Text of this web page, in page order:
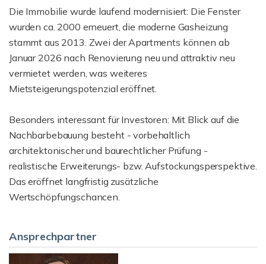
Die Immobilie wurde laufend modernisiert: Die Fenster
wurden ca. 2000 erneuert, die moderne Gasheizung
stammt aus 2013. Zwei der Apartments können ab
Januar 2026 nach Renovierung neu und attraktiv neu
vermietet werden, was weiteres
Mietsteigerungspotenzial eröffnet.
Besonders interessant für Investoren: Mit Blick auf die
Nachbarbebauung besteht - vorbehaltlich
architektonischer und baurechtlicher Prüfung -
realistische Erweiterungs- bzw. Aufstockungsperspektive.
Das eröffnet langfristig zusätzliche
Wertschöpfungschancen.
Ansprechpartner